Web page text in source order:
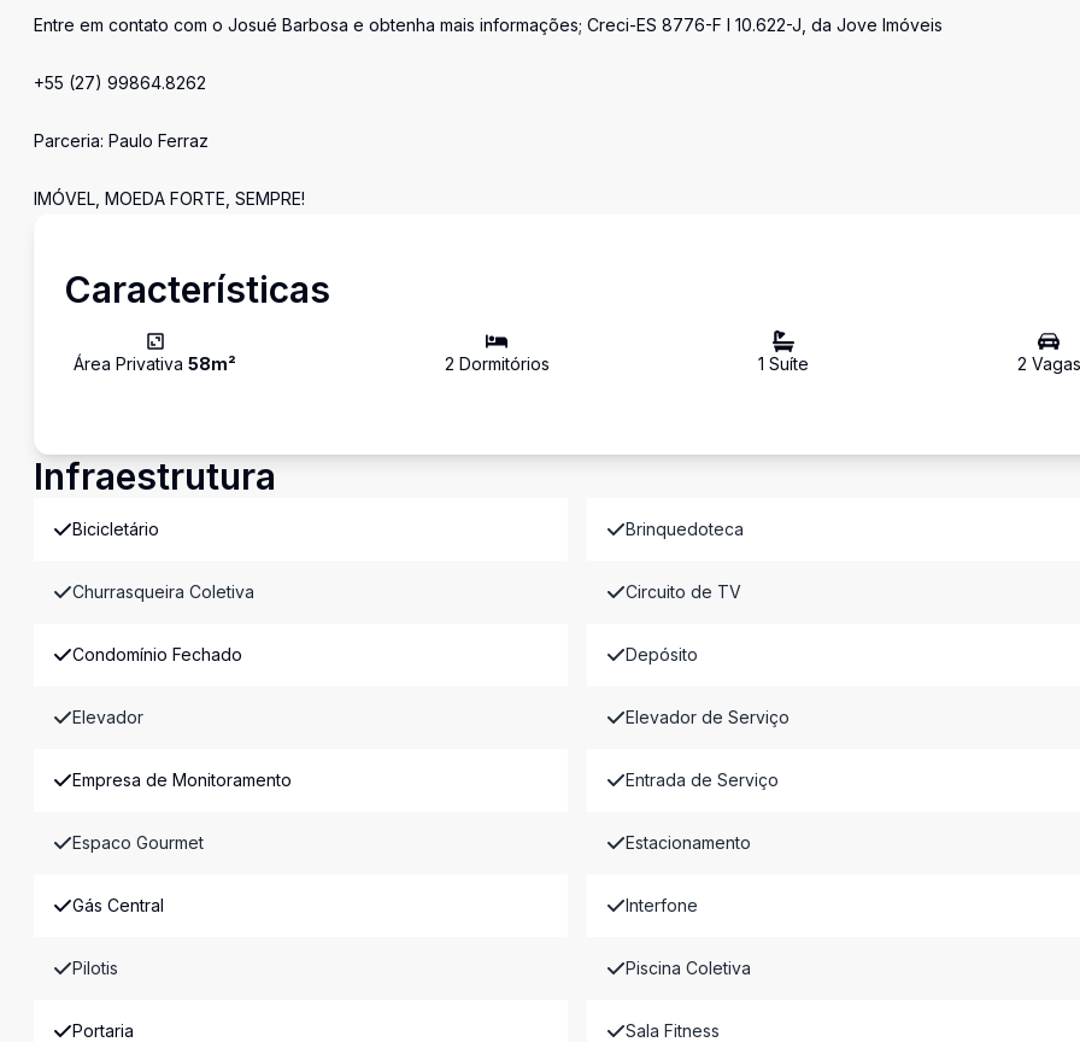
Entre em contato com o Josué Barbosa e obtenha mais informações; Creci-ES 8776-F I 10.622-J, da Jove Imóveis
+55 (27) 99864.8262
Parceria: Paulo Ferraz
IMÓVEL, MOEDA FORTE, SEMPRE!
Características
Área Privativa 58m² 2 Dormitórios 1 Suíte 2 Vagas
Infraestrutura
Bicicletário Brinquedoteca
Churrasqueira Coletiva Circuito de TV
Condomínio Fechado Depósito
Elevador Elevador de Serviço
Empresa de Monitoramento Entrada de Serviço
Espaco Gourmet Estacionamento
Gás Central Interfone
Pilotis Piscina Coletiva
Portaria Sala Fitness